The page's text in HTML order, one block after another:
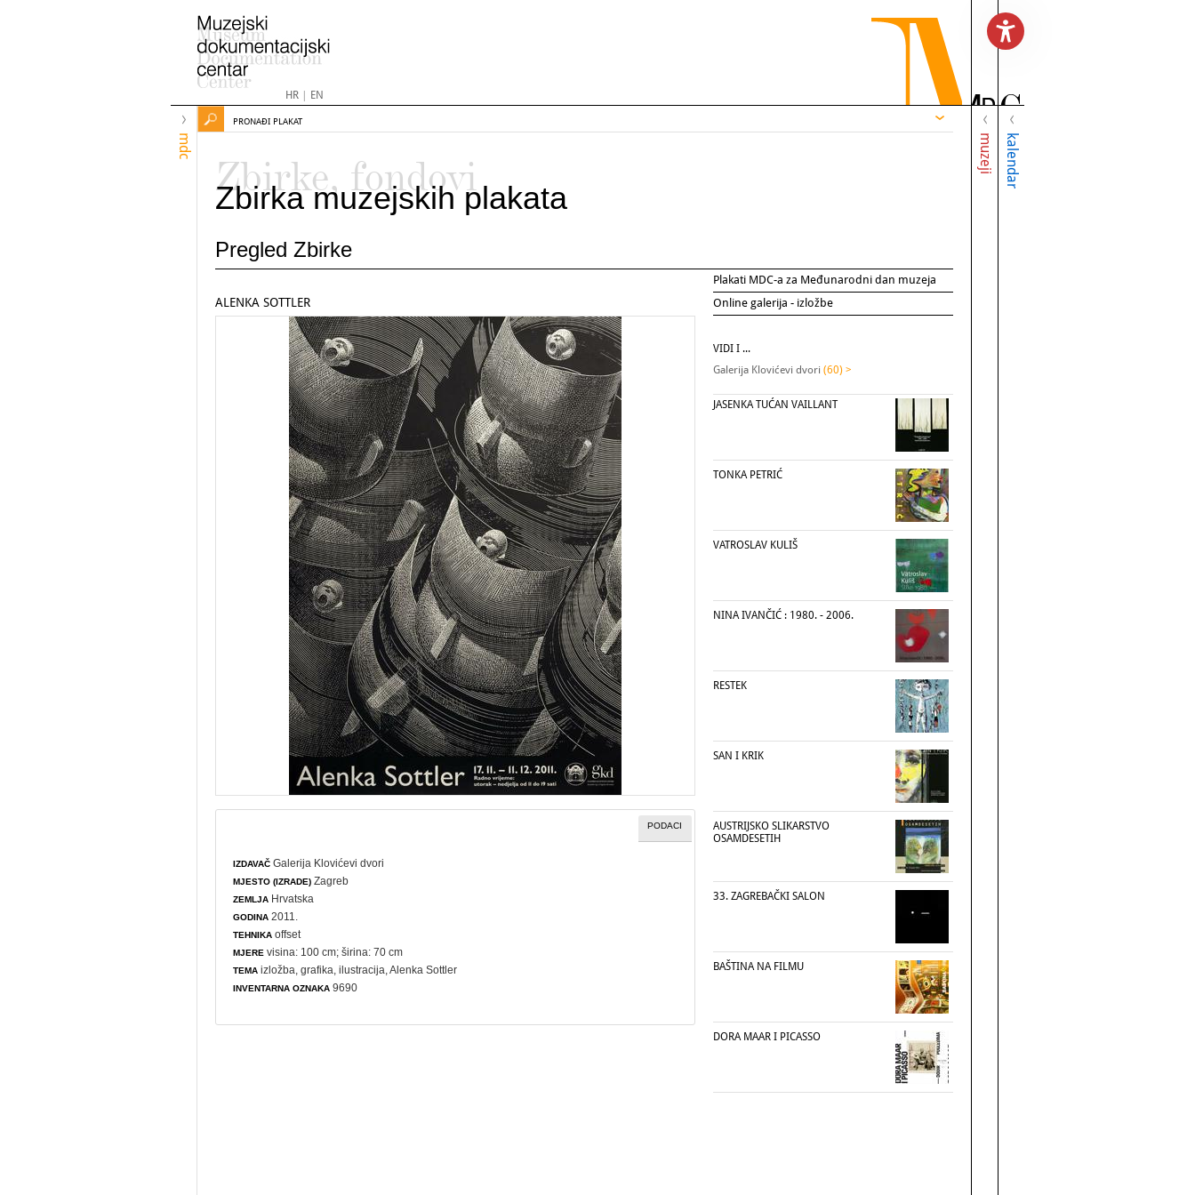
HR| EN
mdc muzeji kalendar
PRONAĐI PLAKAT
Zbirke, fondovi
Zbirka muzejskih plakata
Pregled Zbirke
Plakati MDC-a za Međunarodni dan muzeja
Online galerija - izložbe
ALENKA SOTTLER
PODACI
IZDAVAČ Galerija Klovićevi dvori
MJESTO (IZRADE) Zagreb
ZEMLJA Hrvatska
GODINA 2011.
TEHNIKA offset
MJERE visina: 100 cm; širina: 70 cm
TEMA izložba ,grafika ,ilustracija , Alenka Sottler
INVENTARNA OZNAKA 9690
VIDI I ...
Galerija Klovićevi dvori (60) >
JASENKA TUĆAN VAILLANT
TONKA PETRIĆ
VATROSLAV KULIŠ
NINA IVANČIĆ : 1980. - 2006.
RESTEK
SAN I KRIK
AUSTRIJSKO SLIKARSTVO
OSAMDESETIH
33. ZAGREBAČKI SALON
BAŠTINA NA FILMU
DORA MAAR I PICASSO